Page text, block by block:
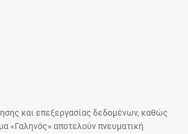
και επεξεργασίας δεδομένων, καθώς
«Γαληνός» αποτελούν πνευματική